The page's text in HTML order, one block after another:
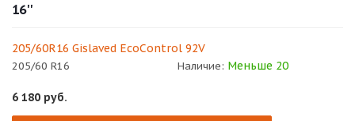
16''
205/60R16 Gislaved EcoControl 92V
205/60 R16 Наличие: Меньше 20
6 180 руб.